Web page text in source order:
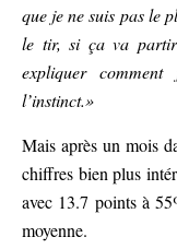
que je ne suis pas le
le tir, si ça va
expliquer
l’instinct.»
Mais après un mois
chiffres bien plus
avec 13.7 points à
moyenne.